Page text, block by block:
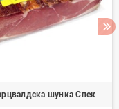
шунка Спек